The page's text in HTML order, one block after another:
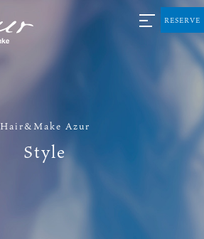
Hair&Make Azur
Style
RESERVE